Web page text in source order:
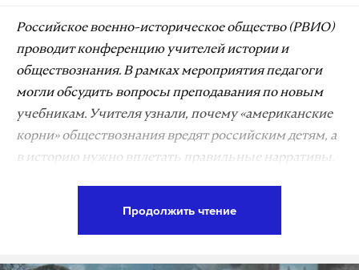
Российское военно-историческое общество (РВИО)
проводит конференцию учителей истории и
обществознания. В рамках мероприятия педагоги
могли обсудить вопросы преподавания по новым
учебникам. Учителя узнали, почему «американские
корни» обществознания вредят российским детям, а
в историю нужно вплетать правильные нарративы.
Продолжить чтение